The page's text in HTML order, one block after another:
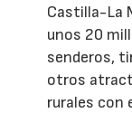
Castilla-La
unos 20
senderos,
otros
rurales con